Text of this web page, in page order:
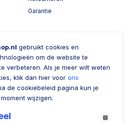
Garantie
Zaken doen met Breure
Zakelijk bestellen
Account aanmaken
gebruikt cookies en
om de website te
verbeteren. Als je meer wilt weten
klik dan hier voor ons
de cookiebeleid pagina kun je
wijzigen.